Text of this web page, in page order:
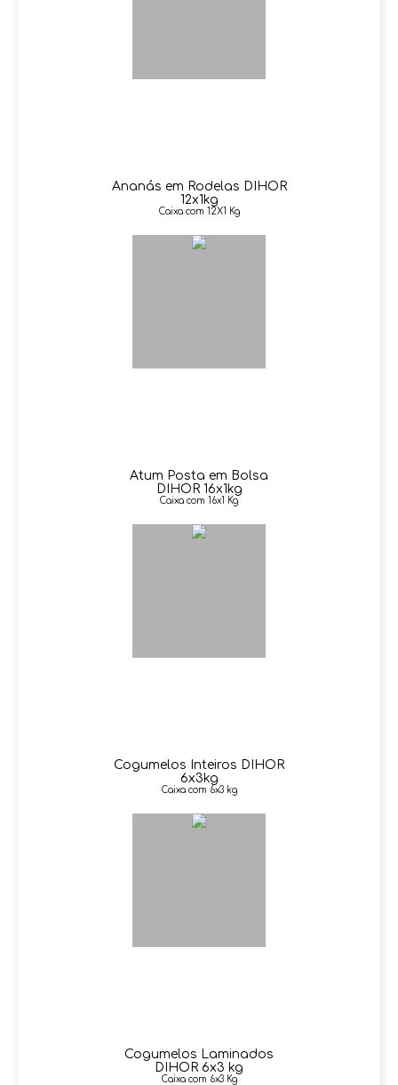
Ananás em Rodelas DIHOR
12x1kg
Caixa com 12X1 Kg
Atum Posta em Bolsa
DIHOR 16x1kg
Caixa com 16x1 Kg
Cogumelos Inteiros DIHOR
6x3kg
Caixa com 6x3 kg
Cogumelos Laminados
DIHOR 6x3 kg
Caixa com 6x3 Kg